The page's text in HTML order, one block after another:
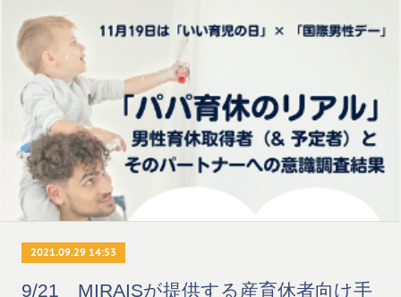
2021.09.29 14:53
9/21 MIRAISが提供する産育休者向け手